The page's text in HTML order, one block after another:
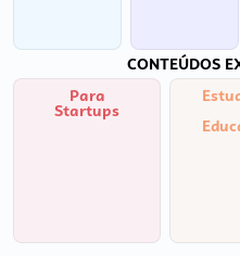
CONTEÚDOS
Para
Startups